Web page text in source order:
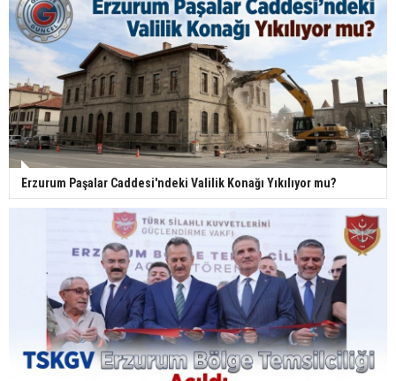
Erzurum Paşalar Caddesi'ndeki Valilik Konağı Yıkılıyor mu?